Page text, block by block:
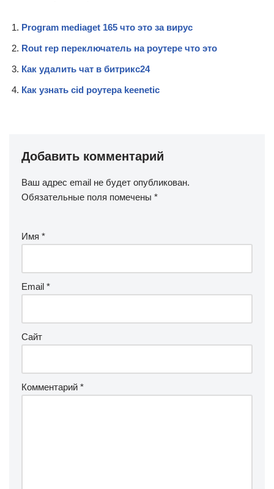
Program mediaget 165 что это за вирус
Rout rep переключатель на роутере что это
Как удалить чат в битрикс24
Как узнать cid роутера keenetic
Добавить комментарий
Ваш адрес email не будет опубликован.
Обязательные поля помечены *
Имя *
Email *
Сайт
Комментарий *